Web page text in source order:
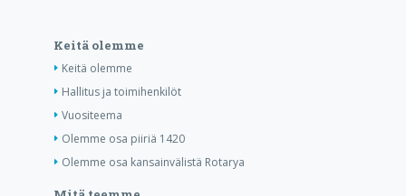
Keitä olemme
Keitä olemme
Hallitus ja toimihenkilöt
Vuositeema
Olemme osa piiriä 1420
Olemme osa kansainvälistä Rotarya